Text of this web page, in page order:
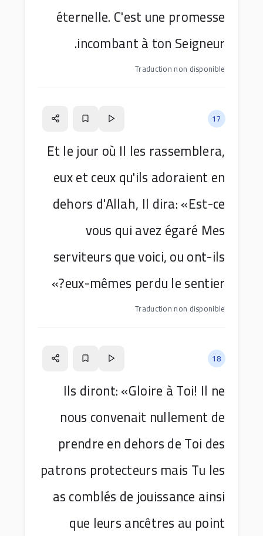
éternelle. C'est une promesse
incombant à ton Seigneur.
Traduction non disponible
17
Et le jour où Il les rassemblera,
eux et ceux qu'ils adoraient en
dehors d'Allah, Il dira: «Est-ce
vous qui avez égaré Mes
serviteurs que voici, ou ont-ils
eux-mêmes perdu le sentier?»
Traduction non disponible
18
Ils diront: «Gloire à Toi! Il ne
nous convenait nullement de
prendre en dehors de Toi des
patrons protecteurs mais Tu les
as comblés de jouissance ainsi
que leurs ancêtres au point